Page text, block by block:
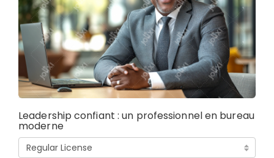
Leadership confiant : un professionnel en bureau
moderne